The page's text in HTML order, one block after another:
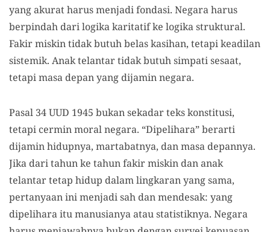
yang akurat harus menjadi fondasi. Negara harus
berpindah dari logika karitatif ke logika struktural.
Fakir miskin tidak butuh belas kasihan, tetapi keadilan
sistemik. Anak telantar tidak butuh simpati sesaat,
tetapi masa depan yang dijamin negara.
Pasal 34 UUD 1945 bukan sekadar teks konstitusi,
tetapi cermin moral negara. “Dipelihara” berarti
dijamin hidupnya, martabatnya, dan masa depannya.
Jika dari tahun ke tahun fakir miskin dan anak
telantar tetap hidup dalam lingkaran yang sama,
pertanyaan ini menjadi sah dan mendesak: yang
dipelihara itu manusianya atau statistiknya. Negara